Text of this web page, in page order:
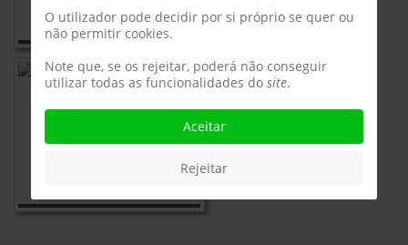
O utilizador pode decidir por si próprio se quer ou
não permitir cookies.
Note que, se os rejeitar, poderá não conseguir
utilizar todas as funcionalidades do site.
Aceitar
Rejeitar